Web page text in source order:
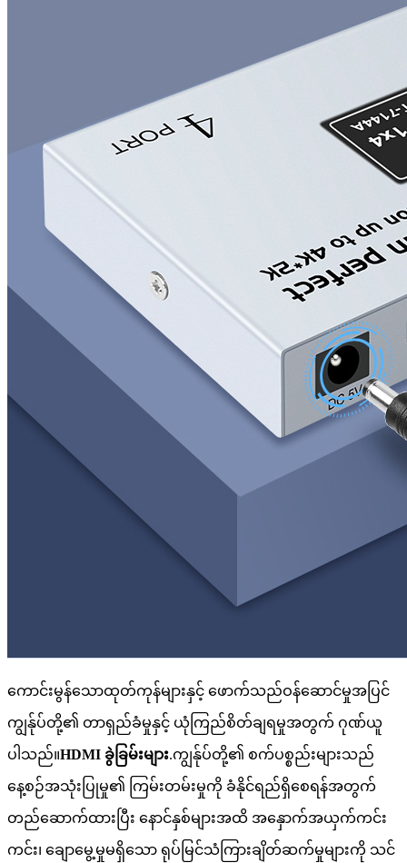
ကောင်းမွန်သောထုတ်ကုန်များနှင့် ဖောက်သည်ဝန်ဆောင်မှုအပြင်
ကျွန်ုပ်တို့၏ တာရှည်ခံမှုနှင့် ယုံကြည်စိတ်ချရမှုအတွက် ဂုဏ်ယူ
ပါသည်။HDMI ခွဲခြမ်းများ.ကျွန်ုပ်တို့၏ စက်ပစ္စည်းများသည်
နေ့စဉ်အသုံးပြုမှု၏ ကြမ်းတမ်းမှုကို ခံနိုင်ရည်ရှိစေရန်အတွက်
တည်ဆောက်ထားပြီး နောင်နှစ်များအထိ အနှောက်အယှက်ကင်း
ကင်း၊ ချောမွေ့မှုမရှိသော ရုပ်မြင်သံကြားချိတ်ဆက်မှုများကို သင်